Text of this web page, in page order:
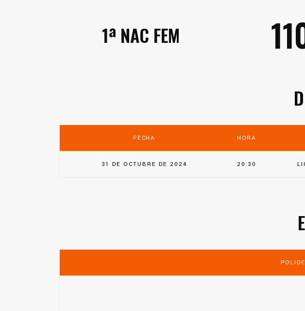
1ª NAC FEM
FECHA HORA
31 DE OCTUBRE DE 2024 20:30